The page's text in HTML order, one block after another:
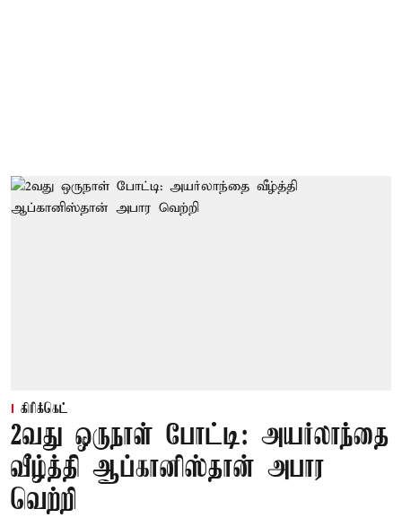
கிரிக்கெட்
2வது ஒருநாள் போட்டி: அயர்லாந்தை
வீழ்த்தி ஆப்கானிஸ்தான் அபார
வெற்றி